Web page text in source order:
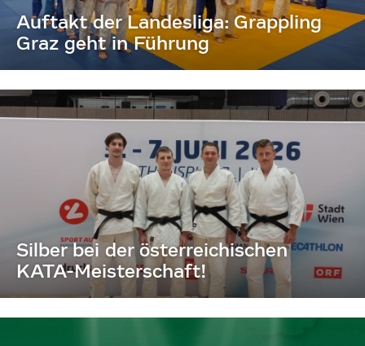
Auftakt der Landesliga: Grappling
Graz geht in Führung
Silber bei der österreichischen
KATA-Meisterschaft!